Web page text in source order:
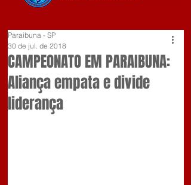
CAMPEONATO EM PARAIBUNA:
Aliança empata e divide
liderança
Paraibuna - SP
30 de jul. de 2018